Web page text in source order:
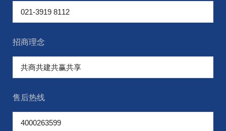
招商理念
售后热线